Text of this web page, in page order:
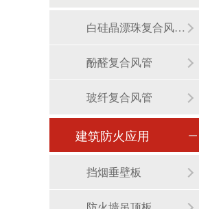
白硅晶漂珠复合风管/镁晶复合风管
酚醛复合风管
玻纤复合风管
建筑防火应用
挡烟垂壁板